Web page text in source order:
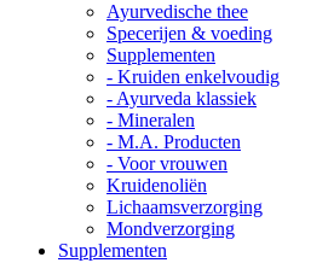
Ayurvedische thee
Specerijen & voeding
Supplementen
- Kruiden enkelvoudig
- Ayurveda klassiek
- Mineralen
- M.A. Producten
- Voor vrouwen
Kruidenoliën
Lichaamsverzorging
Mondverzorging
Supplementen